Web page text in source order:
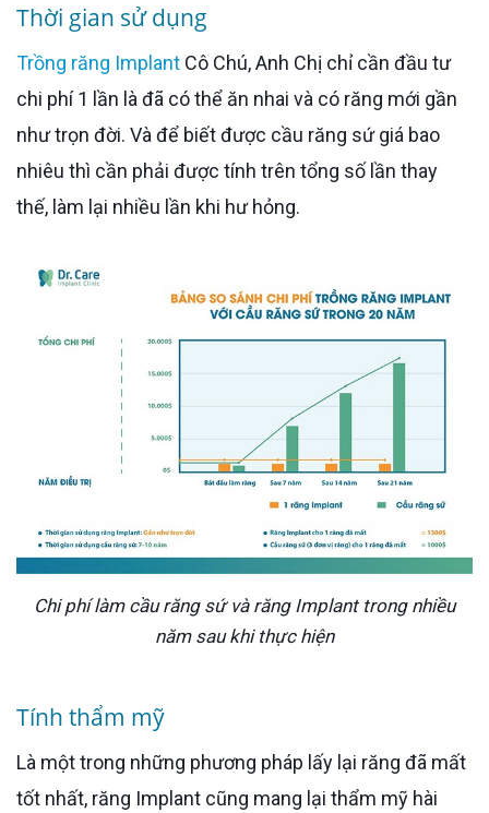
Thời gian sử dụng
Trồng răng Implant Cô Chú, Anh Chị chỉ cần đầu tư
chi phí 1 lần là đã có thể ăn nhai và có răng mới gần
như trọn đời. Và để biết được cầu răng sứ giá bao
nhiêu thì cần phải được tính trên tổng số lần thay
thế, làm lại nhiều lần khi hư hỏng.
Chi phí làm cầu răng sứ và răng Implant trong nhiều
năm sau khi thực hiện
Tính thẩm mỹ
Là một trong những phương pháp lấy lại răng đã mất
tốt nhất, răng Implant cũng mang lại thẩm mỹ hài